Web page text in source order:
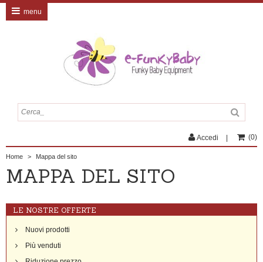
menu
Accedi (0)
Home > Mappa del sito
MAPPA DEL SITO
LE NOSTRE OFFERTE
Nuovi prodotti
Più venduti